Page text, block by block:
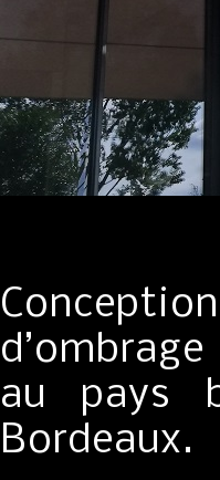
au pays
Bordeaux.